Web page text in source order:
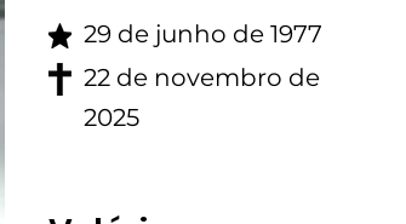
29 de junho de 1977
22 de novembro de
2025